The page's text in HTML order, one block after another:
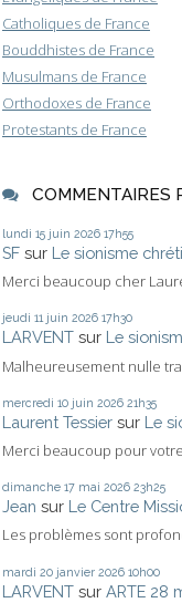
Catholiques de France
Bouddhistes de France
Musulmans de France
Orthodoxes de France
Protestants de France
COMMENTAIRES
lundi 15 juin 2026 17h55
SF sur Le sionisme
Merci beaucoup cher
jeudi 11 juin 2026 17h30
LARVENT sur Le
Malheureusement nulle
mercredi 10 juin 2026 21h35
Laurent Tessier sur Le
Merci beaucoup pour
dimanche 17 mai 2026 23h25
Jean sur Le Centre
Les problèmes sont
mardi 20 janvier 2026 10h00
LARVENT sur ARTE 28